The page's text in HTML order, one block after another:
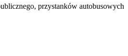
przystanków autobusowych